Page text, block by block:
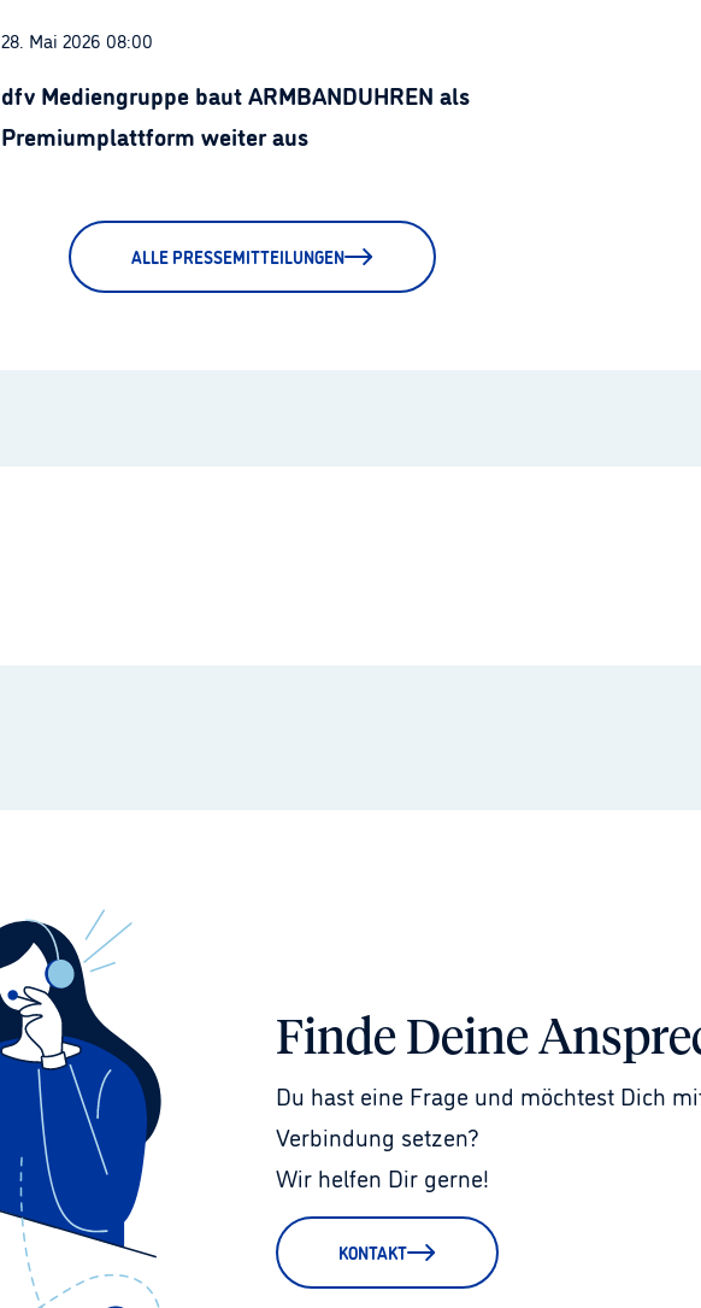
28. Mai 2026 08:00
dfv Mediengruppe baut ARMBANDUHREN als
Premiumplattform weiter aus
ALLE PRESSEMITTEILUNGEN
Finde Deine
Du hast eine Frage und möchtest Dich
Verbindung setzen?
Wir helfen Dir gerne!
KONTAKT